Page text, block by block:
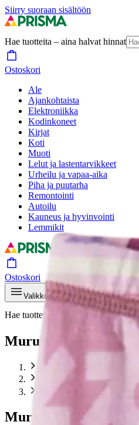
Siirry suoraan sisältöön
Hae tuotteita – aina halvat hinnat
Ostoskori
Ale
Ajankohtaista
Elektroniikka
Kodinkoneet
Kirjat
Koti
Muoti
Lelut ja lastentarvikkeet
Urheilu ja vapaa-aika
Piha ja puutarha
Remontointi
Autoilu
Kauneus ja hyvinvointi
Lemmikit
Ostoskori
Valikko
Hae tuotteita – aina halvat hinnat
Murupolku
Pitkät alushousut ja kerrastot
Murupolku